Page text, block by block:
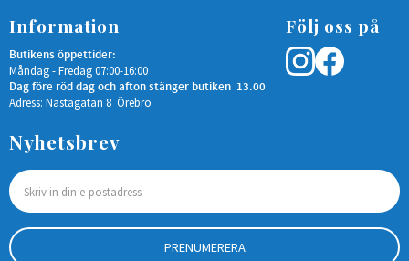
Information
Butikens öppettider:
Måndag - Fredag 07:00-16:00
Dag före röd dag och afton stänger butiken 13.00
Adress: Nastagatan 8 Örebro
Följ oss på
Nyhetsbrev
PRENUMERERA